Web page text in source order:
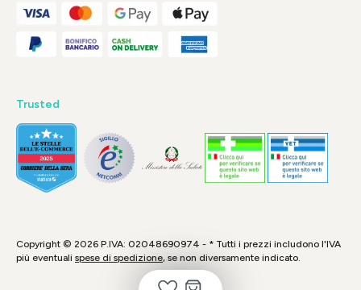
Trusted
Copyright © 2026 P.IVA: 02048690974 - * Tutti i prezzi includono l'IVA
più eventuali spese di spedizione, se non diversamente indicato.